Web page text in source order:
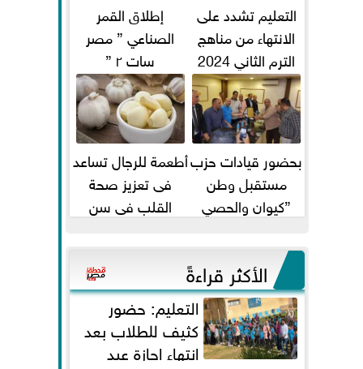
التعليم تشدد على
الانتهاء من مناهج
الترم الثاني 2024
قبل الامتحانات
إطلاق القمر
الصناعي ” مصر
سات ٢ ”
بحضور قيادات حزب
مستقبل وطن
”كيوان والحصي
وعيسي” أمانه كفر...
أطعمة للرجال تساعد
فى تعزيز صحة
القلب فى سن
الأكثر قراءةً
التعليم: حضور
كثيف للطلاب بعد
انتهاء إجازة عيد